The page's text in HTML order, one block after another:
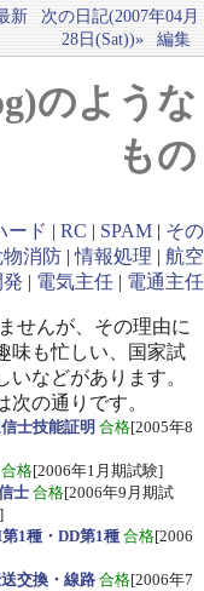
新
次の日記(2007年04月
28日(Sat))»
編集
のような
もの
ード | RC | SPAM | その
物消防 |情報処理 | 航空
発 | 電気主任 | 電通主任
せんが、その理由に
味も忙しい、国家試
などがあります。
の通りです。
士技能証明 合格[2005年8
合格[2006年1月期試験]
士 合格[2006年9月期試
1種・DD第1種 合格[2006
交換・線路合格[2006年7